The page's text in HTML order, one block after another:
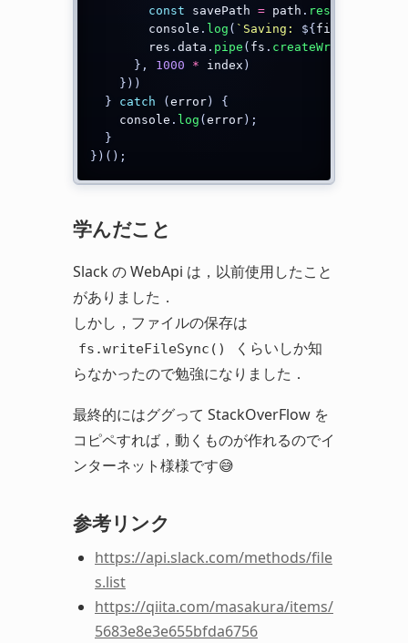
const savePath = path . resolve
        console
. log ( ` Saving: ${ file
        res
.data . pipe ( fs . createWriteStream
} , 1000 * index )
} ) )
}
catch (error )
{
    console
. log (error ) ;
}
} ) ( ) ;
学んだこと
Slack の WebApi は，以前使用したこと
がありました．
しかし，ファイルの保存は
fs.writeFileSync()
くらいしか知
らなかったので勉強になりました．
最終的にはググって StackOverFlow を
コピペすれば，動くものが作れるのでイ
ンターネット様様です😅
参考リンク
https://api.slack.com/methods/file
s.list
https://qiita.com/masakura/items/
5683e8e3e655bfda6756